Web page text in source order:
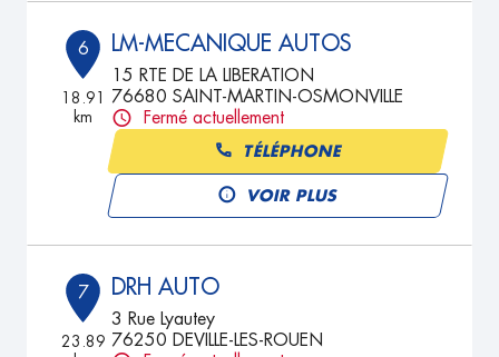
6
18.91
km
LM-MECANIQUE AUTOS
15 RTE DE LA LIBERATION
76680 SAINT-MARTIN-OSMONVILLE
Fermé actuellement
TÉLÉPHONE
VOIR PLUS
7
23.89
DRH AUTO
3 Rue Lyautey
76250 DEVILLE-LES-ROUEN